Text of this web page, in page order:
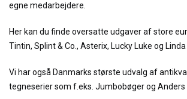
egne medarbejdere.
Her kan du finde oversatte udgaver af store
Tintin, Splint & Co., Asterix, Lucky Luke og
Vi har også Danmarks største udvalg af
tegneserier som f.eks. Jumbobøger og Anders